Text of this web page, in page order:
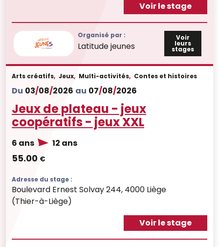
Organisé par :
Latitude jeunes
Voir
leurs
stages
Voir le stage
Arts créatifs, Jeux, Multi-activités, Contes et histoires
Du 03/08/2026 au 07/08/2026
Jeux de plateau - jeux
coopératifs - jeux XXL
6 ans 12 ans
55.00 €
Adresse du stage :
Boulevard Ernest Solvay 244, 4000 Liège
(Thier-à-Liège)
Voir le stage